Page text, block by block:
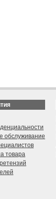
обслуживание
товара